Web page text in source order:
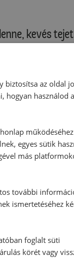
kevés
biztosítsa az oldal
hogyan használod
működéséhez
egyes sütik
más
további
ismertetéséhez
foglalt süti
körét vagy